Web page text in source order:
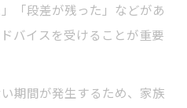
「段差が残った」などがあ
バイスを受けることが重要
期間が発生するため、家族